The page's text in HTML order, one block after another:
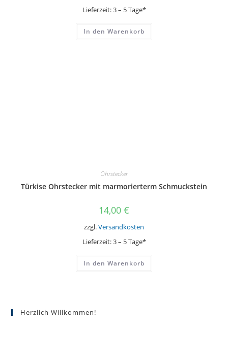
Lieferzeit:3 – 5 Tage*
In den Warenkorb
Ohrstecker
Türkise Ohrstecker mit marmorierterm Schmuckstein
14,00 €
zzgl.Versandkosten
Lieferzeit:3 – 5 Tage*
In den Warenkorb
Herzlich Willkommen!